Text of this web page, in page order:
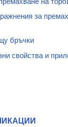
за
бръчки
свойства и